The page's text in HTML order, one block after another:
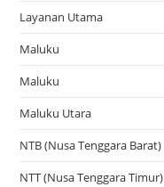
Layanan Utama
Maluku
Maluku
Maluku Utara
NTB (Nusa Tenggara Barat)
NTT (Nusa Tenggara Timur)